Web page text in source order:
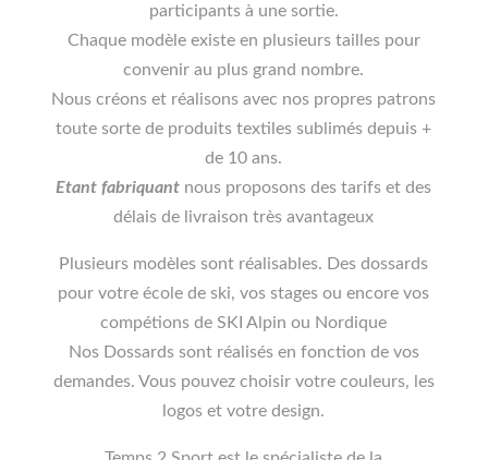
participants à une sortie.
Chaque modèle existe en plusieurs tailles pour
convenir au plus grand nombre.
Nous créons et réalisons avec nos propres patrons
toute sorte de produits textiles sublimés depuis +
de 10 ans.
Etant fabriquant nous proposons des tarifs et des
délais de livraison très avantageux
Plusieurs modèles sont réalisables. Des dossards
pour votre école de ski, vos stages ou encore vos
compétions de SKI Alpin ou Nordique
Nos Dossards sont réalisés en fonction de vos
demandes. Vous pouvez choisir votre couleurs, les
logos et votre design.